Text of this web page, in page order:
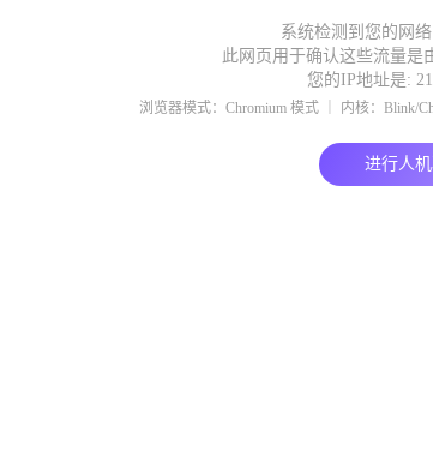
系统检测到您的网
此网页用于确认这些流量是
您的IP地址是:
浏览器模式：Chromium 模式 ｜ 内核：Blink/
进行人